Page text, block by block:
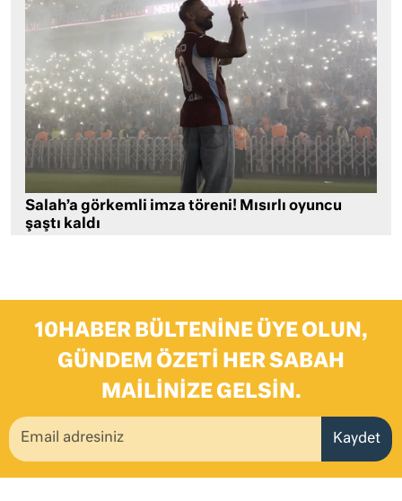
Salah’a görkemli imza töreni! Mısırlı oyuncu
şaştı kaldı
10HABER BÜLTENINE ÜYE OLUN,
GÜNDEM ÖZETI HER SABAH
MAILINIZE GELSIN.
Kaydet